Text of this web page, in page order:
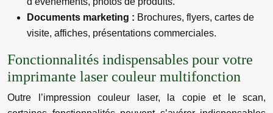
Documents marketing : Brochures, flyers, cartes de
visite, affiches, présentations commerciales.
Fonctionnalités indispensables pour votre
imprimante laser couleur multifonction
Outre l’impression couleur laser, la copie et le scan,